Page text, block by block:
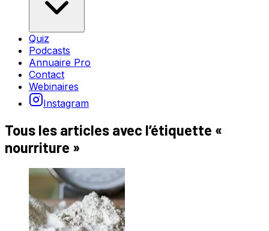
Quiz
Podcasts
Annuaire Pro
Contact
Webinaires
Instagram
Tous les articles avec l’étiquette «
nourriture »